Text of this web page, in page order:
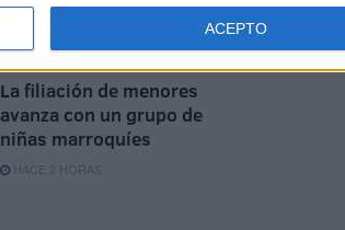
ACEPTO
La filiación de menores
avanza con un grupo de
niñas marroquíes
HACE 2 HORAS